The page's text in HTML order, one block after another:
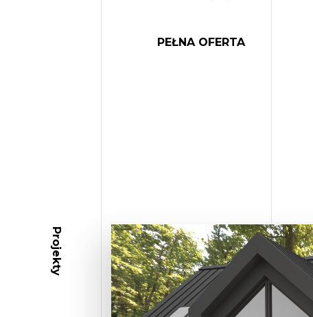
PEŁNA OFERTA
Projekty